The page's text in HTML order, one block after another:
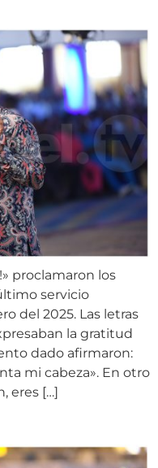
proclamaron los
servicio
del 2025. Las letras
la gratitud
dado afirmaron:
mi cabeza». En otro
eres […]